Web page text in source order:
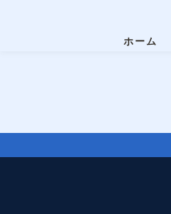
ホーム